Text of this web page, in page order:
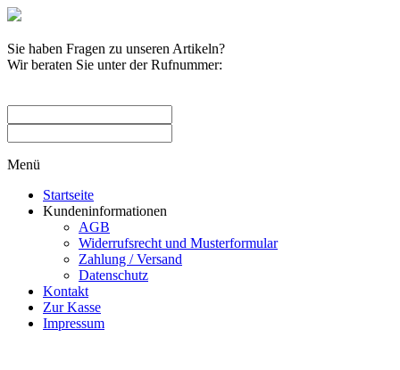
Sie haben Fragen zu unseren Artikeln?
Wir beraten Sie unter der Rufnummer:
Menü
Startseite
Kundeninformationen
AGB
Widerrufsrecht und Musterformular
Zahlung / Versand
Datenschutz
Kontakt
Zur Kasse
Impressum